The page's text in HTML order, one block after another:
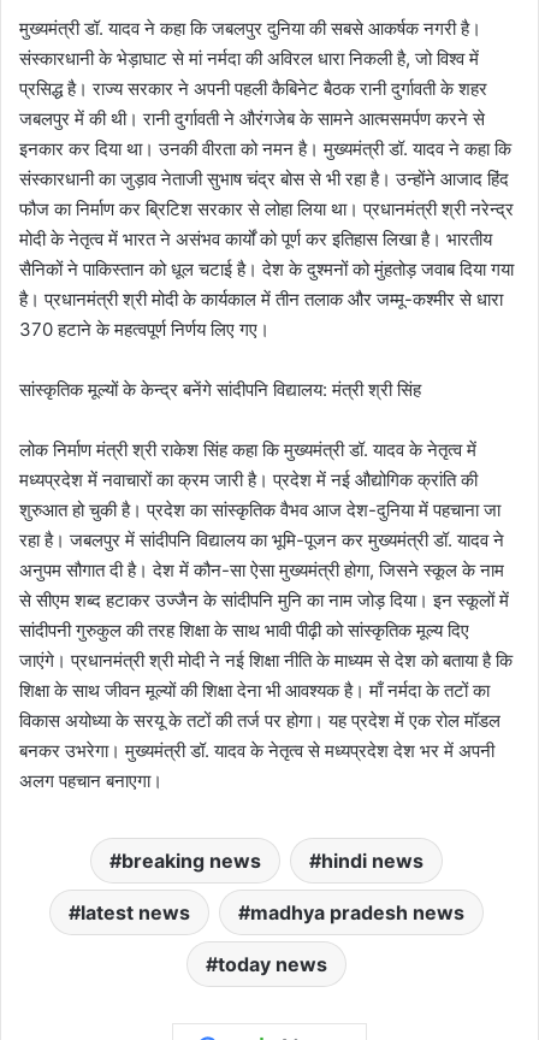
मुख्यमंत्री डॉ. यादव ने कहा कि जबलपुर दुनिया की सबसे आकर्षक नगरी है।
संस्कारधानी के भेड़ाघाट से मां नर्मदा की अविरल धारा निकली है, जो विश्व में
प्रसिद्ध है। राज्य सरकार ने अपनी पहली कैबिनेट बैठक रानी दुर्गावती के शहर
जबलपुर में की थी। रानी दुर्गावती ने औरंगजेब के सामने आत्मसमर्पण करने से
इनकार कर दिया था। उनकी वीरता को नमन है। मुख्यमंत्री डॉ. यादव ने कहा कि
संस्कारधानी का जुड़ाव नेताजी सुभाष चंद्र बोस से भी रहा है। उन्होंने आजाद हिंद
फौज का निर्माण कर ब्रिटिश सरकार से लोहा लिया था। प्रधानमंत्री श्री नरेन्द्र
मोदी के नेतृत्व में भारत ने असंभव कार्यों को पूर्ण कर इतिहास लिखा है। भारतीय
सैनिकों ने पाकिस्तान को धूल चटाई है। देश के दुश्मनों को मुंहतोड़ जवाब दिया गया
है। प्रधानमंत्री श्री मोदी के कार्यकाल में तीन तलाक और जम्मू-कश्मीर से धारा
370 हटाने के महत्वपूर्ण निर्णय लिए गए।
सांस्कृतिक मूल्यों के केन्द्र बनेंगे सांदीपनि विद्यालय: मंत्री श्री सिंह
लोक निर्माण मंत्री श्री राकेश सिंह कहा कि मुख्यमंत्री डॉ. यादव के नेतृत्व में
मध्यप्रदेश में नवाचारों का क्रम जारी है। प्रदेश में नई औद्योगिक क्रांति की
शुरुआत हो चुकी है। प्रदेश का सांस्कृतिक वैभव आज देश-दुनिया में पहचाना जा
रहा है। जबलपुर में सांदीपनि विद्यालय का भूमि-पूजन कर मुख्यमंत्री डॉ. यादव ने
अनुपम सौगात दी है। देश में कौन-सा ऐसा मुख्यमंत्री होगा, जिसने स्कूल के नाम
से सीएम शब्द हटाकर उज्जैन के सांदीपनि मुनि का नाम जोड़ दिया। इन स्कूलों में
सांदीपनी गुरुकुल की तरह शिक्षा के साथ भावी पीढ़ी को सांस्कृतिक मूल्य दिए
जाएंगे। प्रधानमंत्री श्री मोदी ने नई शिक्षा नीति के माध्यम से देश को बताया है कि
शिक्षा के साथ जीवन मूल्यों की शिक्षा देना भी आवश्यक है। माँ नर्मदा के तटों का
विकास अयोध्या के सरयू के तटों की तर्ज पर होगा। यह प्रदेश में एक रोल मॉडल
बनकर उभरेगा। मुख्यमंत्री डॉ. यादव के नेतृत्व से मध्यप्रदेश देश भर में अपनी
अलग पहचान बनाएगा।
breaking news hindi news
latest news madhya pradesh news
today news